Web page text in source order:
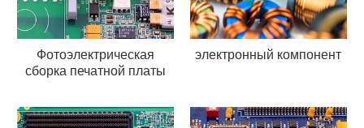
Фотоэлектрическая
сборка печатной платы
электронный компонент